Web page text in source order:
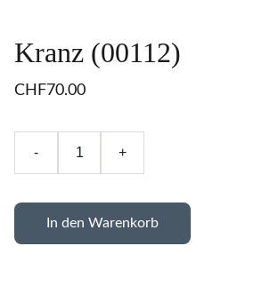
Kranz (00112)
CHF70.00
- +
In den Warenkorb